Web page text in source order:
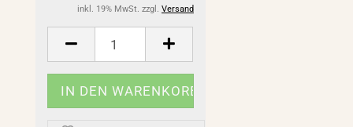
inkl. 19% MwSt. zzgl. Versand